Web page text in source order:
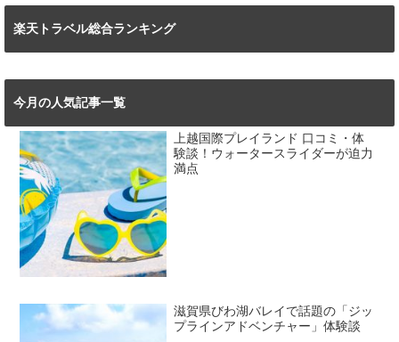
楽天トラベル総合ランキング
今月の人気記事一覧
上越国際プレイランド 口コミ・体
験談！ウォータースライダーが迫力
満点
滋賀県びわ湖バレイで話題の「ジッ
プラインアドベンチャー」体験談